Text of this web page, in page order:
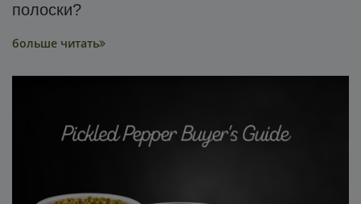
полоски?
больше читать